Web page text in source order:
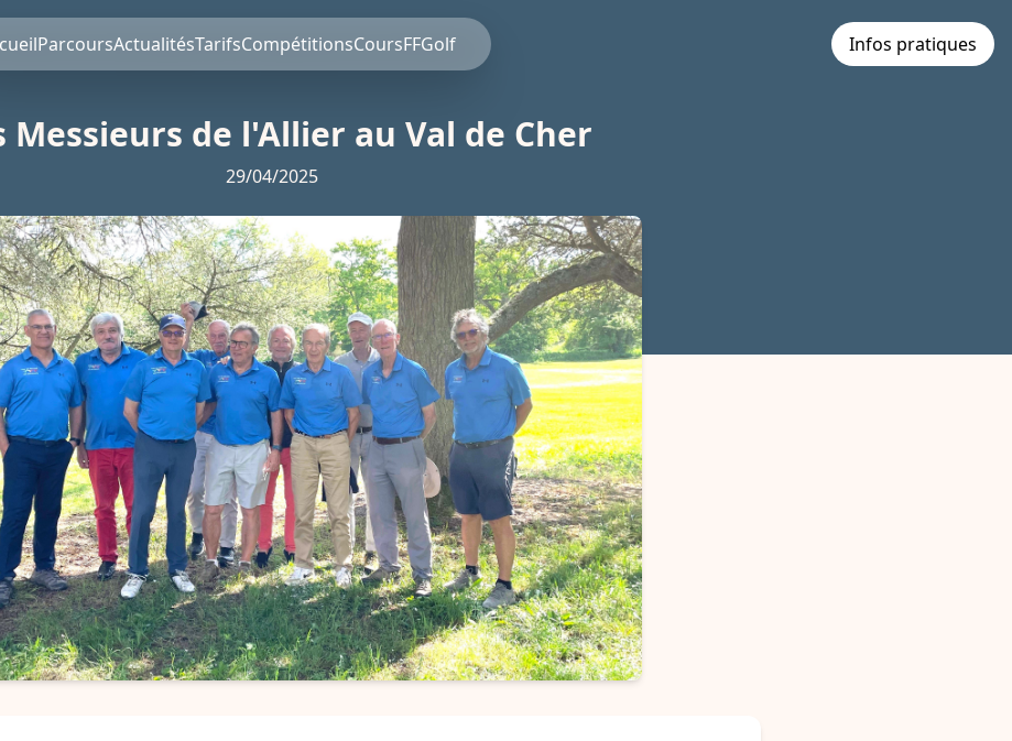
ParcoursActualitésTarifsCompétitionsCoursFFGolf Infos pratiques
Messieurs de l'Allier au Val de Cher
29/04/2025